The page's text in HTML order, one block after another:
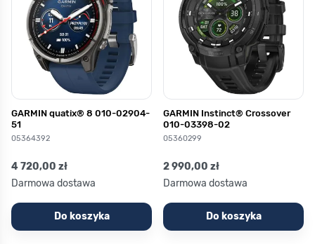
GARMIN quatix® 8 010-02904-
51
05364392
4 720,00 zł
Darmowa dostawa
Do koszyka
GARMIN Instinct® Crossover
010-03398-02
05360299
2 990,00 zł
Darmowa dostawa
Do koszyka